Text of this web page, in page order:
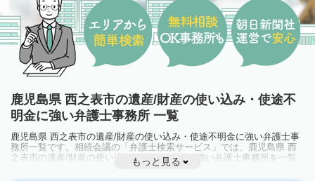
鹿児島県 西之表市の遺産/財産の使い込み・使途不
明金に強い弁護士事務所 一覧
鹿児島県 西之表市の遺産/財産の使い込み・使途不明金に強い弁護士事
務所一覧です。相続会議の「弁護士検索サービス」では、鹿児島県 西
之表市の遺産/財産の使い込み・使途不明金に強い弁護士事務所を一覧
で見ることが出来ます。相続のトラブルやお悩みを抱えている方は一度
近隣の弁護士に相談してみましょう。
もっと見る